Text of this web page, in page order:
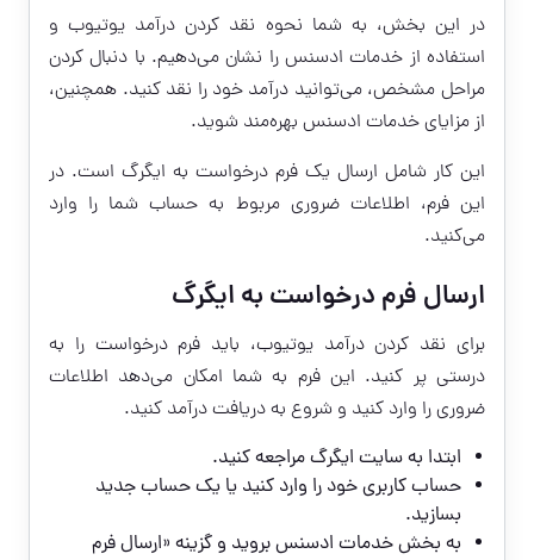
در این بخش، به شما نحوه نقد کردن درآمد یوتیوبو
استفاده از خدمات ادسنس را نشان می‌دهیم. با دنبال کردن
مراحل مشخص، می‌توانید درآمد خود را نقد کنید. همچنین،
از مزایای خدمات ادسنس بهره‌مند شوید.
این کار شامل ارسال یک فرم درخواست به ایگرگ است. در
این فرم، اطلاعات ضروری مربوط به حساب شما را وارد
می‌کنید.
ارسال فرم درخواست به ایگرگ
برای نقد کردن درآمد یوتیوب، باید فرم درخواست را به
درستی پر کنید. این فرم به شما امکان می‌دهد اطلاعات
ضروری را وارد کنید و شروع به دریافت درآمد کنید.
ابتدا به سایت ایگرگ مراجعه کنید.
حساب کاربری خود را وارد کنید یا یک حساب جدید
بسازید.
به بخش خدمات ادسنس بروید و گزینه «ارسال فرم